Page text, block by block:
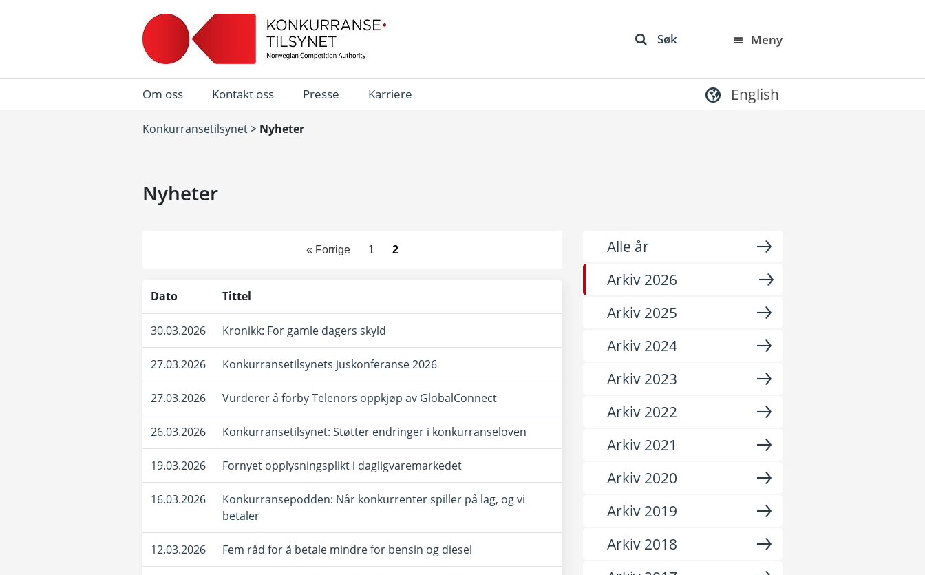
Søk Meny
Om oss Kontakt oss Presse Karriere English
Konkurransetilsynet> Nyheter
Nyheter
« Forrige 1 2
Dato Tittel
30.03.2026 Kronikk: For gamle dagers skyld
27.03.2026 Konkurransetilsynets juskonferanse 2026
27.03.2026 Vurderer å forby Telenors oppkjøp av GlobalConnect
26.03.2026 Konkurransetilsynet: Støtter endringer i konkurranseloven
19.03.2026 Fornyet opplysningsplikt i dagligvaremarkedet
16.03.2026
Konkurransepodden: Når konkurrenter spiller på lag, og vi
betaler
12.03.2026 Fem råd for å betale mindre for bensin og diesel
Alle år
Arkiv 2026
Arkiv 2025
Arkiv 2024
Arkiv 2023
Arkiv 2022
Arkiv 2021
Arkiv 2020
Arkiv 2019
Arkiv 2018